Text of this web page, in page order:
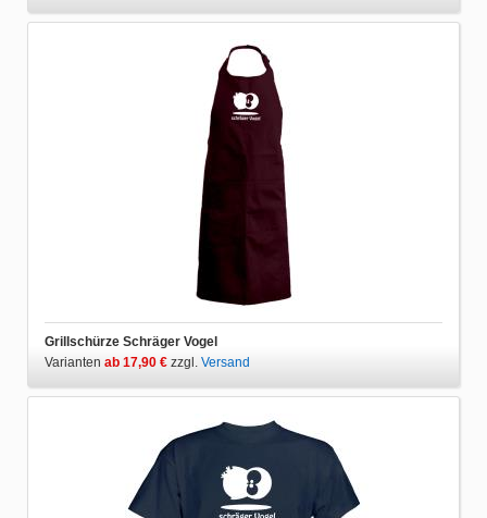
Grillschürze Schräger Vogel
Varianten ab 17,90 € zzgl. Versand